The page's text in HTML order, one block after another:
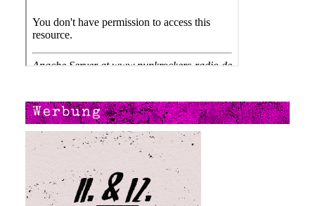
Werbung